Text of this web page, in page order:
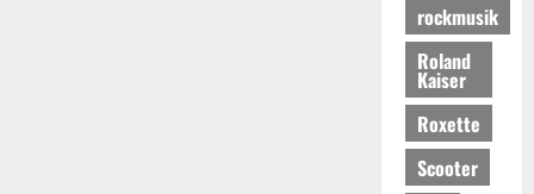
rockmusik
Roland
Kaiser
Roxette
Scooter